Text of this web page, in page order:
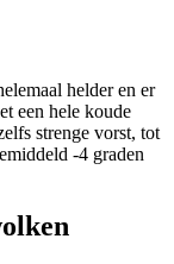
helder en er
een hele koude
strenge vorst, tot
-4 graden